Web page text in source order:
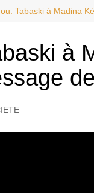
Tabaski à Madina
à